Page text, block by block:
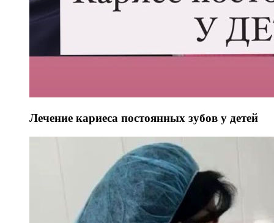
Лечение кариеса постоянных зубов у детей